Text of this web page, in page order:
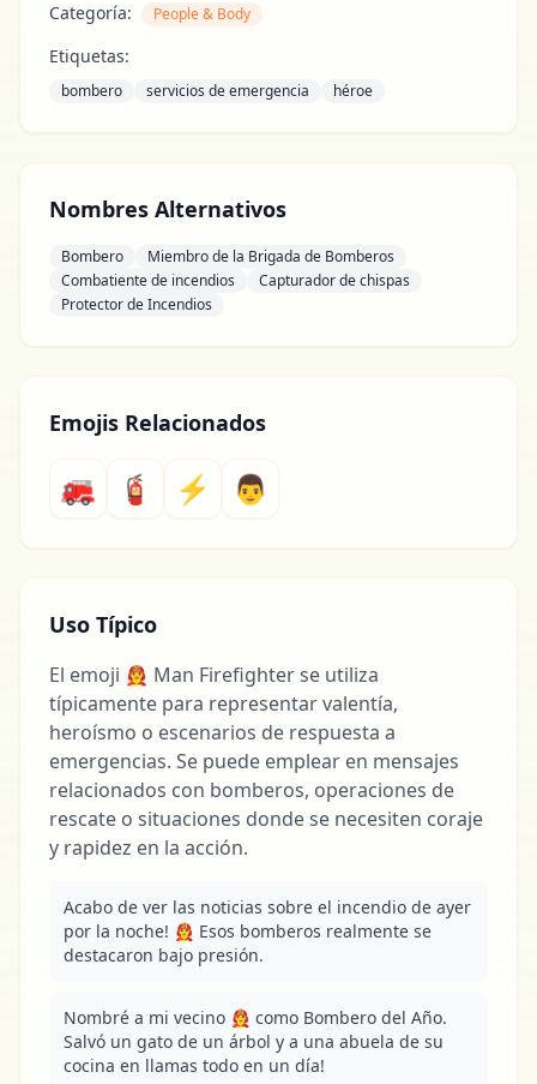
Categoría: People & Body
Etiquetas:
bombero servicios de emergencia héroe
Nombres Alternativos
Bombero
Miembro de la Brigada de Bomberos
Combatiente de incendios
Capturador de chispas
Protector de Incendios
Emojis Relacionados
🚒 🧯 ⚡ 👨
Uso Típico
El emoji 👨‍🚒 Man Firefighter se utiliza
típicamente para representar valentía,
heroísmo o escenarios de respuesta a
emergencias. Se puede emplear en mensajes
relacionados con bomberos, operaciones de
rescate o situaciones donde se necesiten coraje
y rapidez en la acción.
Acabo de ver las noticias sobre el incendio de ayer
por la noche! 👨‍🚒 Esos bomberos realmente se
destacaron bajo presión.
Nombré a mi vecino 👨‍🚒 como Bombero del Año.
Salvó un gato de un árbol y a una abuela de su
cocina en llamas todo en un día!